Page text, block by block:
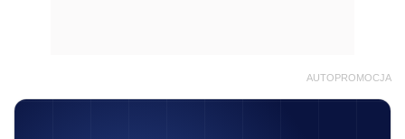
AUTOPROMOCJA